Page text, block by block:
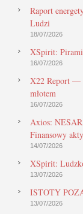
Raport
Ludzi
18/07/2026
XSpirit:
16/07/2026
X22 Report —
młotem
16/07/2026
Axios:
Finansowy
14/07/2026
XSpirit:
13/07/2026
ISTOTY
13/07/2026